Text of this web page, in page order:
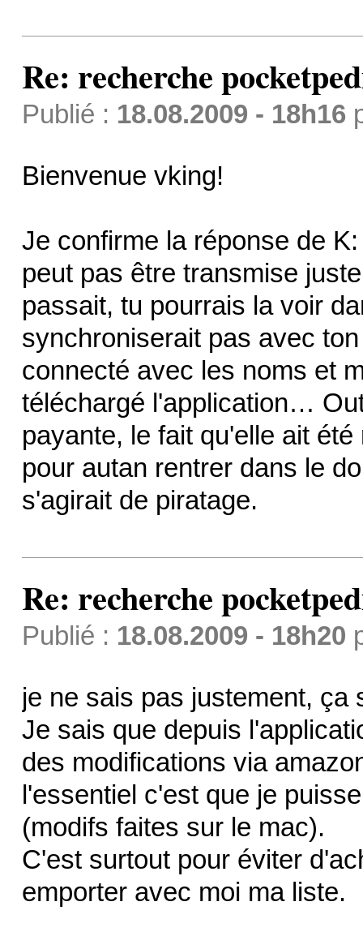
Re: recherche
Publié : 18.08.2009 - 18h16
Bienvenue vking!
Je confirme la réponse de
peut pas être transmise
passait, tu pourrais la voir
synchroniserait pas avec
connecté avec les noms et
téléchargé l'application…
payante, le fait qu'elle ait
pour autan rentrer dans le
s'agirait de piratage.
Re: recherche
Publié : 18.08.2009 - 18h20
je ne sais pas justement, ça
Je sais que depuis
des modifications via
l'essentiel c'est que je
(modifs faites sur le mac).
C'est surtout pour éviter
emporter avec moi ma liste.